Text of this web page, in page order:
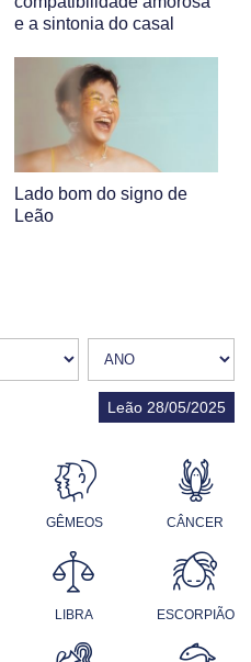
e a sintonia do casal
Lado bom do signo de
Leão
Leão 28/05/2025
GÊMEOS CÂNCER
LIBRA ESCORPIÃO